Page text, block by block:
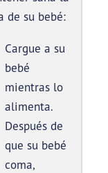
de su bebé:
Cargue a su
bebé
mientras lo
alimenta.
Después de
que su bebé
coma,